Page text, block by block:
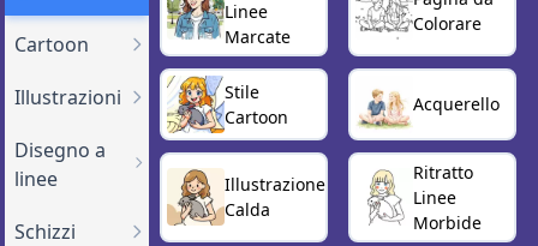
Cartoon
Illustrazioni
Disegno a
linee
Schizzi
Linee
Marcate
Colorare
Stile
Cartoon
Acquerello
Illustrazione
Calda
Ritratto
Linee
Morbide